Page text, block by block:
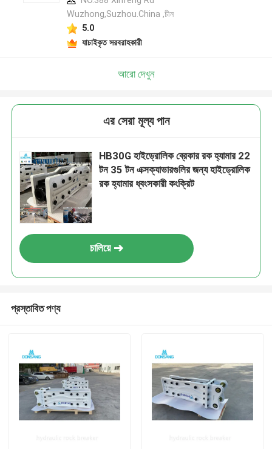
Wuzhong,Suzhou.China ,চীন
5.0
যাচাইকৃত সরবরাহকারী
আরো দেখুন
এর সেরা মূল্য পান
HB30G হাইড্রোলিক ব্রেকার রক হ্যামার 22
টন 35 টন এক্সক্যাভারগুলির জন্য হাইড্রোলিক
রক হ্যামার ধ্বংসকারী কংক্রিট
চালিয়ে
প্রস্তাবিত পণ্য